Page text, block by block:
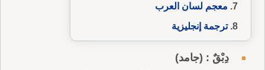
معجم لسان العرب
ترجمة إنجليزية
دِبْقٌ : (جامد)